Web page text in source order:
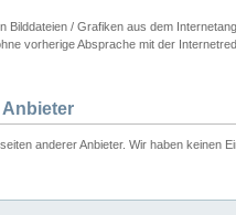
Bilddateien / Grafiken aus dem
vorherige Absprache mit der
Anbieter
anderer Anbieter. Wir haben keinen